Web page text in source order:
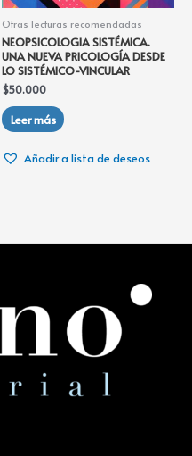
Otras lecturas recomendadas
NEOPSICOLOGIA SISTÉMICA.
UNA NUEVA PRICOLOGÍA DESDE
LO SISTÉMICO-VINCULAR
$50.000
Leer más
Añadir a lista de deseos